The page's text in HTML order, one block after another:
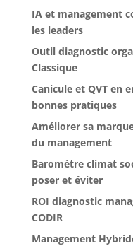
IA et management
les leaders
Outil diagnostic
Classique
Canicule et QVT en
bonnes pratiques
Améliorer sa
du management
Baromètre climat
poser et éviter
ROI diagnostic
CODIR
Management